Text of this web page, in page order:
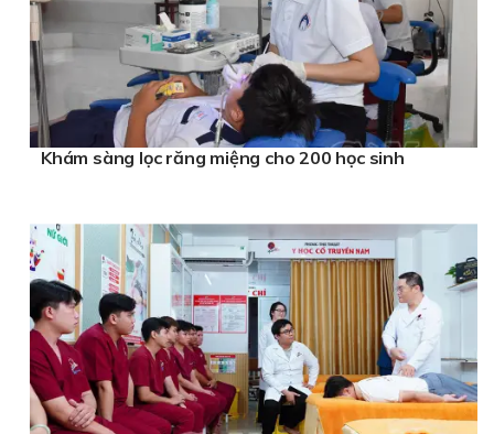
Khám sàng lọc răng miệng cho 200 học sinh